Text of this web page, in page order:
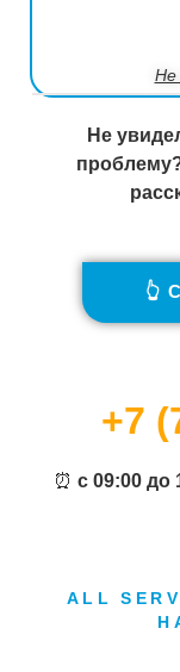
Не
Не
👆
+7
⏰ с 09:00 до
ALL